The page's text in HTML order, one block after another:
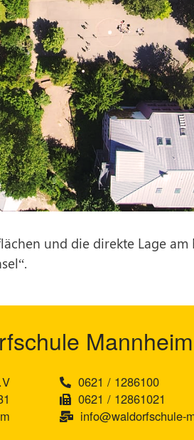
und die direkte Lage
Mannheim
0621 / 1286100
0621 / 12861021
info@waldorfschule-